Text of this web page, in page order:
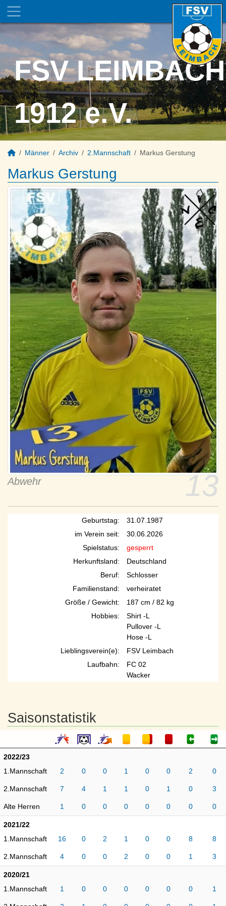
FSV LEIMBACH
1912 e.V.
Männer Archiv 2.Mannschaft Markus Gerstung
Markus Gerstung
13
Abwehr
Geburtstag:
31.07.1987
im Verein seit:
30.06.2026
Spielstatus:
gesperrt
Herkunftsland:
Deutschland
Beruf:
Schlosser
Familienstand:
verheiratet
Größe / Gewicht:
187 cm / 82 kg
Hobbies:
Shirt -L
Pullover -L
Hose -L
Lieblingsverein(e):
FSV Leimbach
Laufbahn:
FC 02
Wacker
Saisonstatistik
2022/23
1.Mannschaft
2 0 0 1 0 0 2 0
2.Mannschaft 7 4 1 1 0 1 0 3
Alte Herren 1 0 0 0 0 0 0 0
2021/22
1.Mannschaft
16 0 2 1 0 0 8 8
2.Mannschaft 4 0 0 2 0 0 1 3
2020/21
1.Mannschaft
1 0 0 0 0 0 0 1